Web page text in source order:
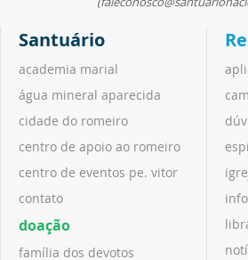
Santuário
academia marial
água mineral aparecida
cidade do romeiro
centro de apoio ao romeiro
centro de eventos pe. vitor
contato
doação
família dos devotos